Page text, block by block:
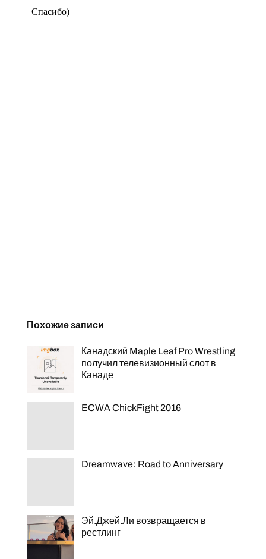
Похожие записи
Канадский Maple Leaf Pro Wrestling
получил телевизионный слот в
Канаде
ECWA ChickFight 2016
Dreamwave: Road to Anniversary
Эй.Джей.Ли возвращается в
рестлинг